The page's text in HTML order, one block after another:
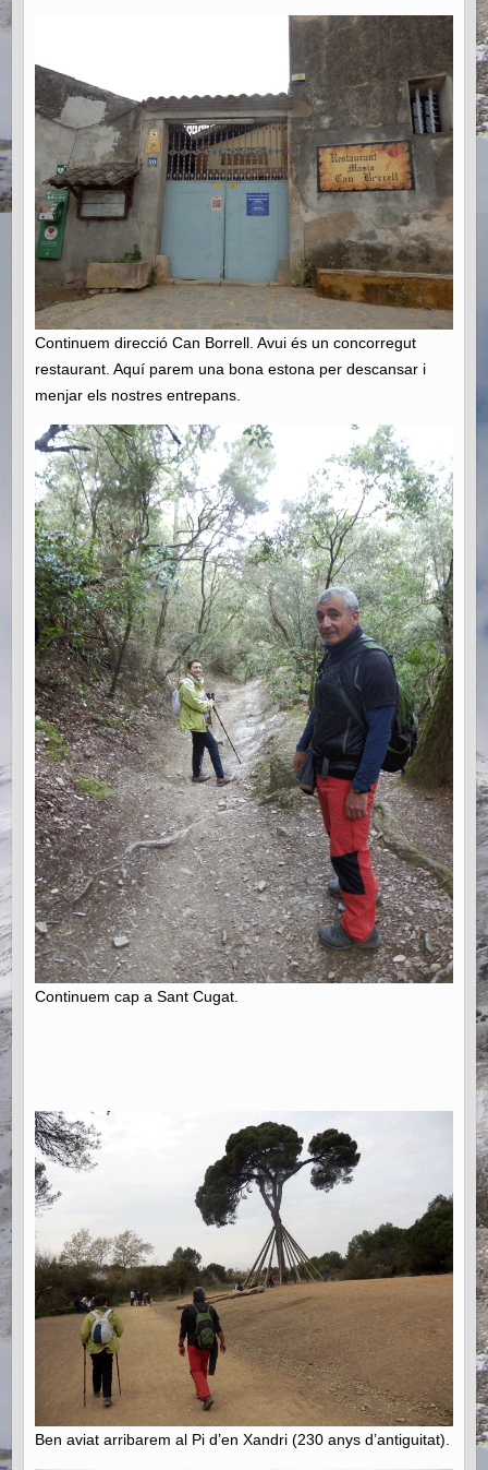
Continuem direcció Can Borrell. Avui és un concorregut
restaurant. Aquí parem una bona estona per descansar i
menjar els nostres entrepans.
Continuem cap a Sant Cugat.
Ben aviat arribarem al Pi d’en Xandri (230 anys d’antiguitat).